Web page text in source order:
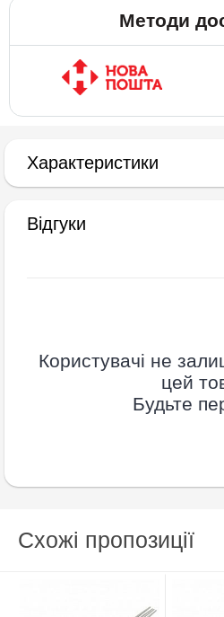
Методи
Характеристики
Відгуки
Користувачі не
цей
Будьте
Схожі пропозиції